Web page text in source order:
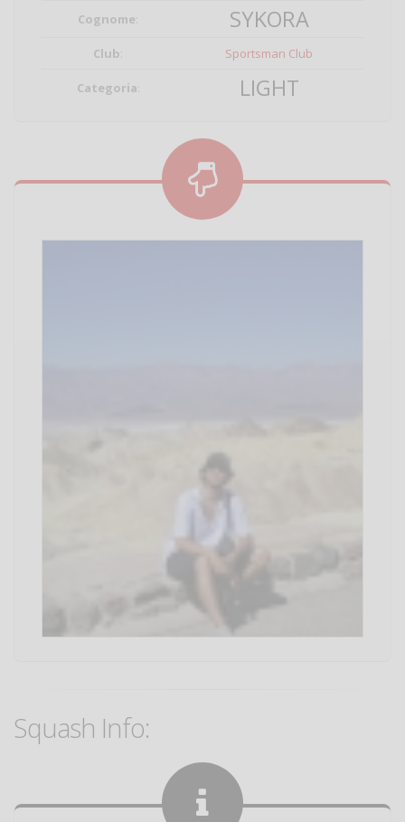
Cognome: SYKORA
Club: Sportsman Club
Categoria: LIGHT
Squash Info: